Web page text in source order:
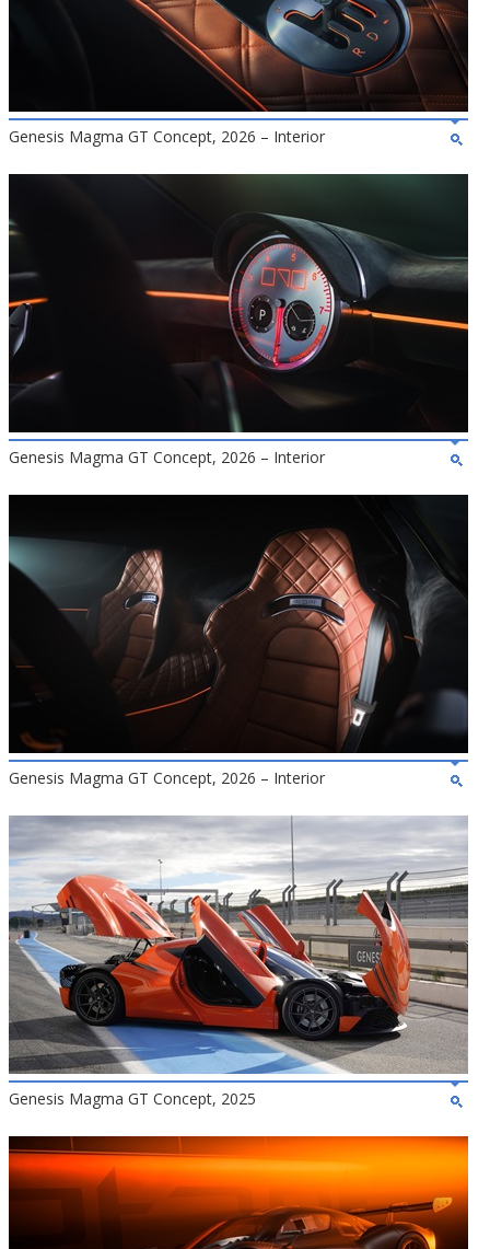
Genesis Magma GT Concept, 2026 – Interior
Genesis Magma GT Concept, 2026 – Interior
Genesis Magma GT Concept, 2026 – Interior
Genesis Magma GT Concept, 2025